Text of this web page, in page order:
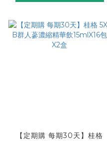
【定期購 每期30天】桂格